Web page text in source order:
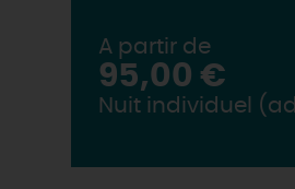
A partir de
95,00 €
Nuit individuel